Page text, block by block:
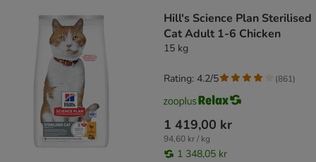
Hill's Science Plan Sterilised
Cat Adult 1-6 Chicken
15 kg
1 419,00 kr
94,60 kr / kg
1 348,05 kr
Rating: 4.2/5 (861)